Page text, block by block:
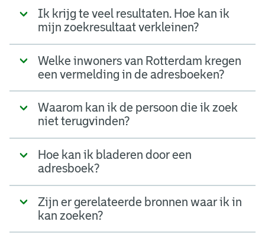
Ik krijg te veel resultaten. Hoe kan ik
mijn zoekresultaat verkleinen?
Welke inwoners van Rotterdam kregen
een vermelding in de adresboeken?
Waarom kan ik de persoon die ik zoek
niet terugvinden?
Hoe kan ik bladeren door een
adresboek?
Zijn er gerelateerde bronnen waar ik in
kan zoeken?